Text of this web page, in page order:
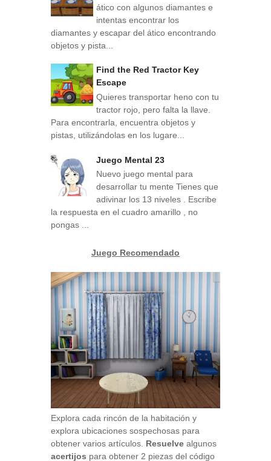
ático con algunos diamantes e
intentas encontrar los
diamantes y escapar del ático encontrando
objetos y pista...
Find the Red Tractor Key
Escape
Quieres transportar heno con tu
tractor rojo, pero falta la llave.
Para encontrarla, encuentra objetos y
pistas, utilizándolas en los lugare...
Juego Mental 23
Nuevo juego mental para
desarrollar tu mente Tienes que
adivinar los 13 niveles . Escribe
la respuesta en el cuadro amarillo , no
pongas ...
Juego Recomendado
Explora cada rincón de la habitación y
explora ubicaciones sospechosas para
obtener varios artículos. Resuelve algunos
acertijos para obtener 2 piezas del código